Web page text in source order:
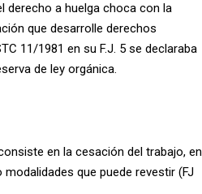
derecho a huelga choca con la
que desarrolle derechos
11/1981 en su F.J. 5 se declaraba
de ley orgánica.
en la cesación del trabajo, en
que puede revestir (FJ